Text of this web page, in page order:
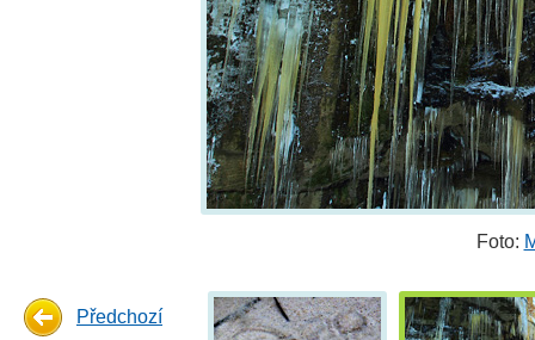
Foto:
Předchozí